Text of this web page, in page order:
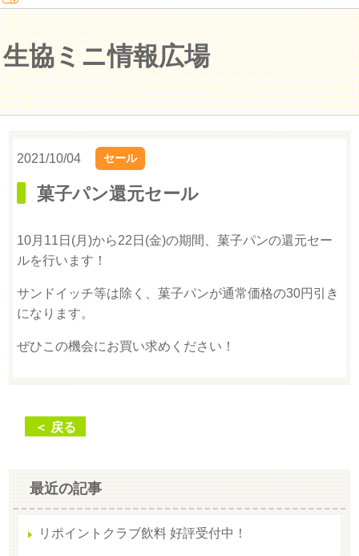
生協ミニ情報広場
2021/10/04 セール
菓子パン還元セール
10月11日(月)から22日(金)の期間、菓子パンの還元セー
ルを行います！
サンドイッチ等は除く、菓子パンが通常価格の30円引き
になります。
ぜひこの機会にお買い求めください！
＜ 戻る
最近の記事
リポイントクラブ飲料 好評受付中！